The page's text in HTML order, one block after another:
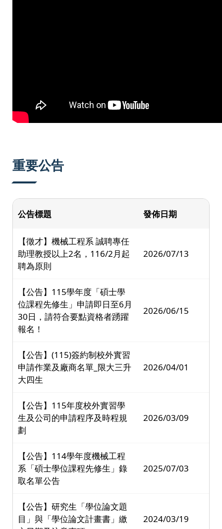
重要公告
公告標題 發佈日期
【徵才】機械工程系 誠聘專任
助理教授以上2名，116/2月起
聘為原則
2026/07/13
【公告】115學年度「碩士學
位課程先修生」申請即日至6月
30日，請符合要點資格者踴躍
報名！
2026/06/15
【公告】(115)簽約制校外實習
申請作業及廠商名單_限大三升
大四生
2026/04/01
【公告】115年度校外實習學
生及公司的申請程序及時程規
劃
2026/03/09
【公告】114學年度機械工程
系「碩士學位課程先修生」錄
取名單公告
2025/07/03
【公告】研究生「學位論文題
目」與「學位論文計畫書」繳
2024/03/19